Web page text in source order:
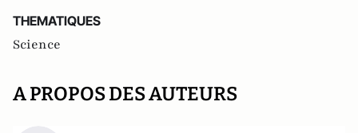
THEMATIQUES
Science
A PROPOS DES AUTEURS